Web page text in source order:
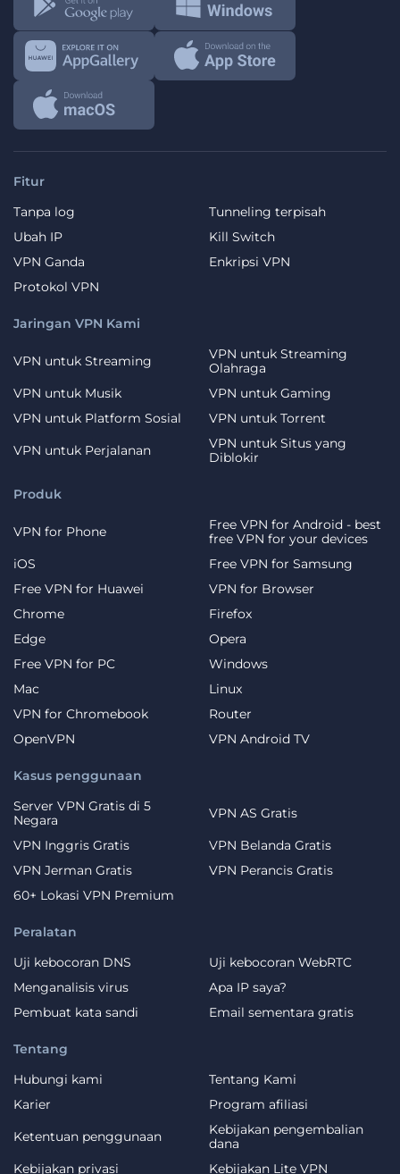
Fitur
Tanpa log
Tunneling terpisah
Ubah IP
Kill Switch
VPN Ganda
Enkripsi VPN
Protokol VPN
Produk
VPN for Phone
Free VPN for Android - best
free VPN for your devices
iOS
Free VPN for Samsung
Free VPN for Huawei
VPN for Browser
Chrome
Firefox
Edge
Opera
Free VPN for PC
Windows
Mac
Linux
VPN for Chromebook
Router
OpenVPN
VPN Android TV
Kasus penggunaan
Server VPN Gratis di 5
Negara
VPN AS Gratis
VPN Inggris Gratis
VPN Belanda Gratis
VPN Jerman Gratis
VPN Perancis Gratis
60+ Lokasi VPN Premium
Tentang
Hubungi kami
Tentang Kami
Karier
Program afiliasi
Ketentuan penggunaan
Kebijakan pengembalian
dana
Kebijakan privasi
Kebijakan Lite VPN
Jaringan VPN Kami
VPN untuk Streaming
VPN untuk Streaming
Olahraga
VPN untuk Musik
VPN untuk Gaming
VPN untuk Platform Sosial
VPN untuk Torrent
VPN untuk Perjalanan
VPN untuk Situs yang
Diblokir
Peralatan
Uji kebocoran DNS
Uji kebocoran WebRTC
Menganalisis virus
Apa IP saya?
Pembuat kata sandi
Email sementara gratis